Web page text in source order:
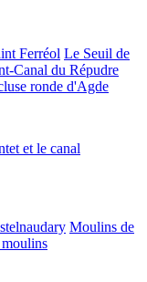
Ferréol Le Seuil de
Canal du Répudre
ronde d'Agde
et le canal
Moulins de